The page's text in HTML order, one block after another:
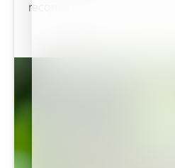
recomandările de fertilizare